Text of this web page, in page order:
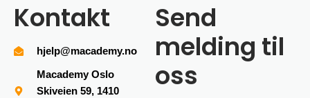
Kontakt
hjelp@macademy.no
Macademy Oslo
Skiveien 59, 1410
Send
melding til
oss